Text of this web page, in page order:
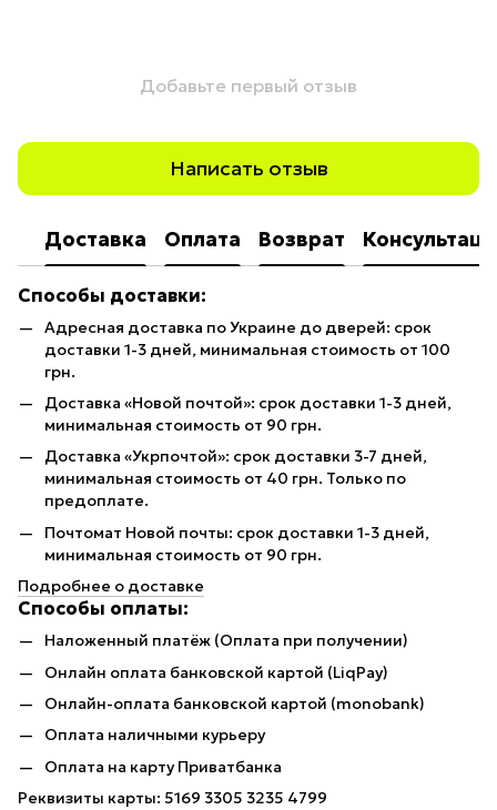
Добавьте первый отзыв
Написать отзыв
Доставка Оплата Возврат
Способы доставки:
Адресная доставка по Украине до дверей: срок
доставки 1-3 дней, минимальная стоимость от 100
грн.
Доставка «Новой почтой»: срок доставки 1-3 дней,
минимальная стоимость от 90 грн.
Доставка «Укрпочтой»: срок доставки 3-7 дней,
минимальная стоимость от 40 грн. Только по
предоплате.
Почтомат Новой почты: срок доставки 1-3 дней,
минимальная стоимость от 90 грн.
Подробнее о доставке
Способы оплаты:
Наложенный платёж (Оплата при получении)
Онлайн оплата банковской картой (LiqPay)
Онлайн-оплата банковской картой (monobank)
Оплата наличными курьеру
Оплата на карту Приватбанка
Реквизиты карты: 5169 3305 3235 4799